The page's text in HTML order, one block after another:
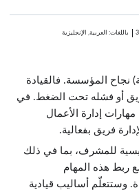
باللغات: العربية, الإنجليزية
نجاح المؤسسة. فالقيادة
أو فشله تحت الضغط. في
إدارة الأعمال
فريق بفعالية.
للمشرف، بما في ذلك
مع ربط هذه المهام
وستتعلّم أساليب قيادية